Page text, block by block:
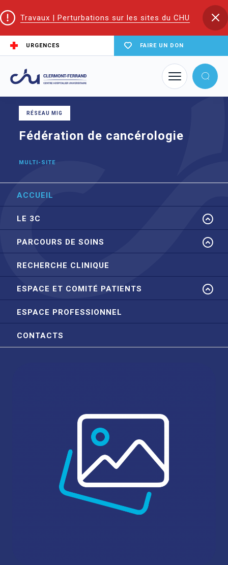
Travaux | Perturbations sur les sites du CHU
URGENCES FAIRE UN DON
Accueil
Fédération de cancérologie
RÉSEAU MIG
Fédération de cancérologie
MULTI-SITE
ACCUEIL
LE 3C
PARCOURS DE SOINS
RECHERCHE CLINIQUE
ESPACE ET COMITÉ PATIENTS
ESPACE PROFESSIONNEL
CONTACTS